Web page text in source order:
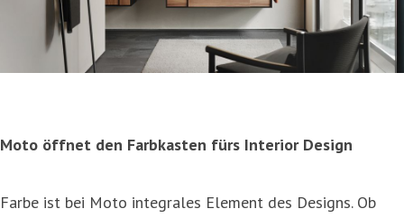
Moto öffnet den Farbkasten fürs Interior Design
Farbe ist bei Moto integrales Element des Designs. Ob